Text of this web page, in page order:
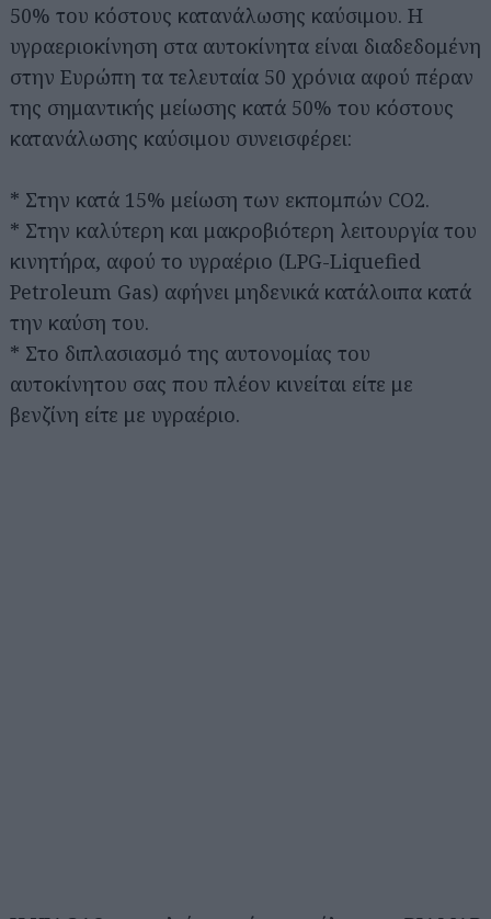
50% του κόστους κατανάλωσης καύσιμου. Η
υγραεριοκίνηση στα αυτοκίνητα είναι διαδεδομένη
στην Ευρώπη τα τελευταία 50 χρόνια αφού πέραν
της σημαντικής μείωσης κατά 50% του κόστους
κατανάλωσης καύσιμου συνεισφέρει:
* Στην κατά 15% μείωση των εκπομπών CO2.
* Στην καλύτερη και μακροβιότερη λειτουργία του
κινητήρα, αφού το υγραέριο (LPG-Liquefied
Petroleum Gas) αφήνει μηδενικά κατάλοιπα κατά
την καύση του.
* Στο διπλασιασμό της αυτονομίας του
αυτοκίνητου σας που πλέον κινείται είτε με
βενζίνη είτε με υγραέριο.